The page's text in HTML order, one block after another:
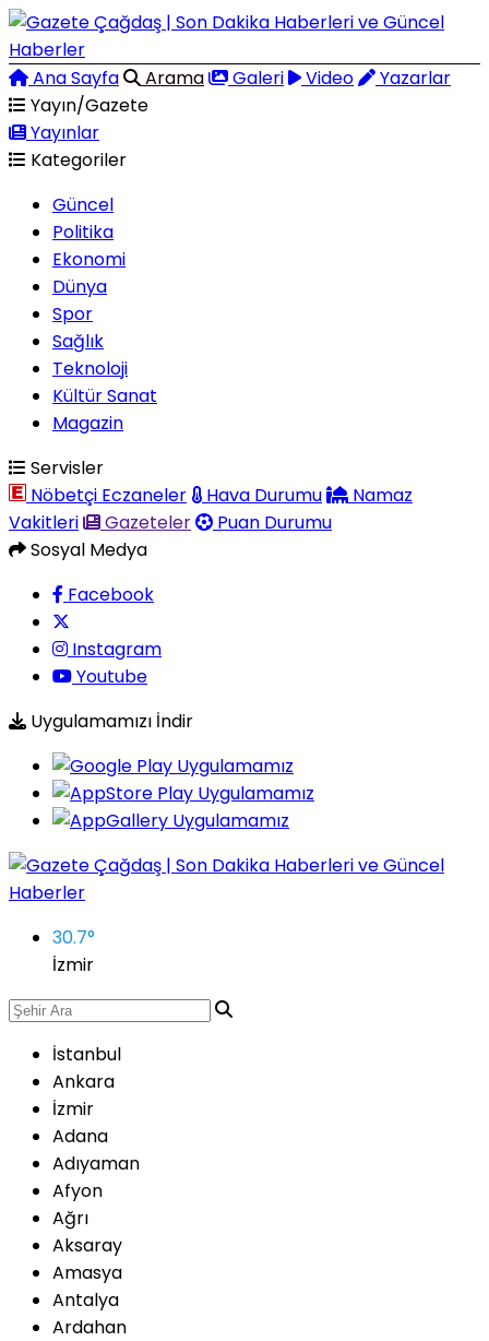
Ana Sayfa Arama Galeri Video
Yazarlar
Yayın/Gazete
Yayınlar
Kategoriler
Güncel
Politika
Ekonomi
Dünya
Spor
Sağlık
Teknoloji
Kültür Sanat
Magazin
Servisler
Nöbetçi Eczaneler
Hava Durumu
Namaz
Vakitleri
Gazeteler
Puan Durumu
Sosyal Medya
Facebook
Instagram
Youtube
Uygulamamızı İndir
30.7°
İzmir
İstanbul
Ankara
İzmir
Adana
Adıyaman
Afyon
Ağrı
Aksaray
Amasya
Antalya
Ardahan